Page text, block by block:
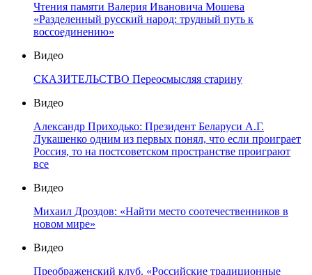
Чтения памяти Валерия Ивановича Мошева
«Разделенный русский народ: трудный путь к
воссоединению»
Видео
СКАЗИТЕЛЬСТВО Переосмысляя старину
Видео
Александр Приходько: Президент Беларуси А.Г.
Лукашенко одним из первых понял, что если проиграет
Россия, то на постсоветском пространстве проиграют
все
Видео
Михаил Дроздов: «Найти место соотечественников в
новом мире»
Видео
Преображенский клуб. «Российские традиционные